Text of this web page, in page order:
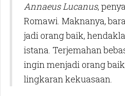
Annaeus Lucanus,
Romawi. Maknanya,
jadi orang baik,
istana. Terjemahan
ingin menjadi orang
lingkaran kekuasaan.